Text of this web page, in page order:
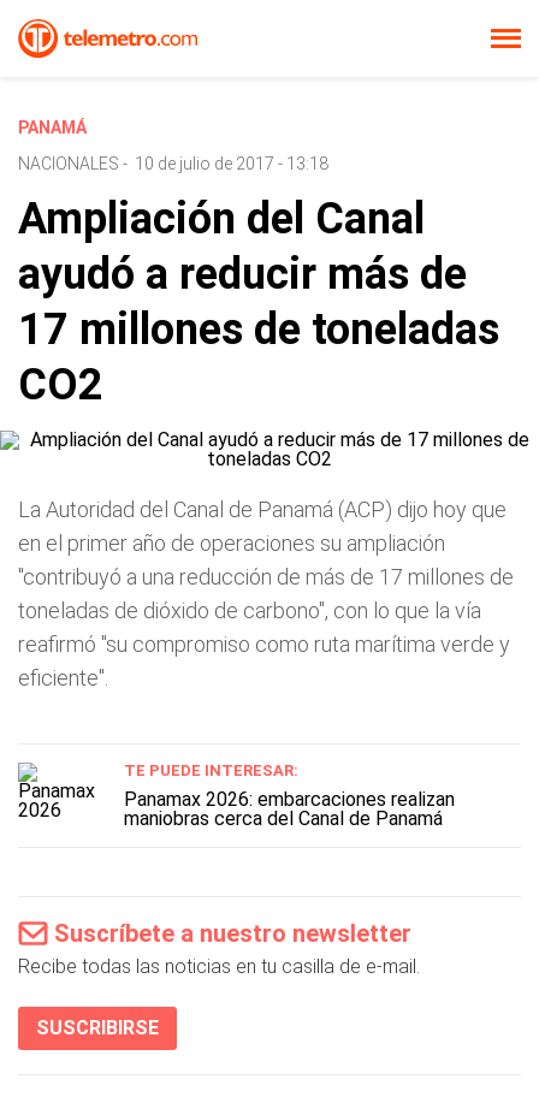
PANAMÁ
NACIONALES - 10 de julio de 2017 - 13:18
Ampliación del Canal
ayudó a reducir más de
17 millones de toneladas
CO2
La Autoridad del Canal de Panamá (ACP) dijo hoy que
en el primer año de operaciones su ampliación
"contribuyó a una reducción de más de 17 millones de
toneladas de dióxido de carbono", con lo que la vía
reafirmó "su compromiso como ruta marítima verde y
eficiente".
TE PUEDE INTERESAR:
Panamax 2026: embarcaciones realizan
maniobras cerca del Canal de Panamá
Suscríbete a nuestro newsletter
Recibe todas las noticias en tu casilla de e-mail.
SUSCRIBIRSE